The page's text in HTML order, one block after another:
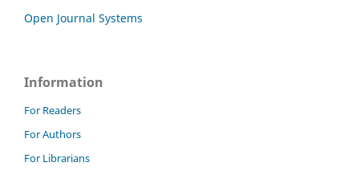
Open Journal Systems
Information
For Readers
For Authors
For Librarians